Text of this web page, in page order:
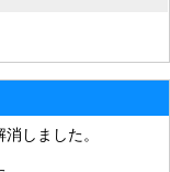
しました。